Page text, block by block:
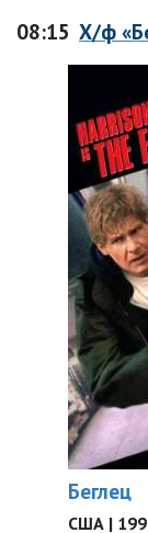
08:15 Х/ф
Беглец
США |